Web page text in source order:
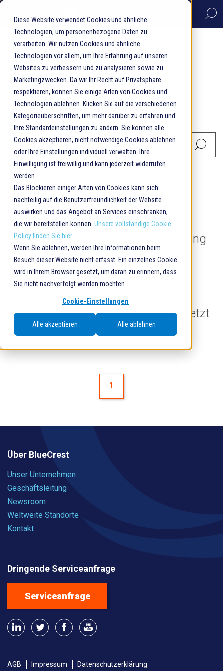
Diese Website verwendet Cookies und ähnliche
Technologien, um personenbezogene Daten zu
verarbeiten. Wir nutzen Cookies und ähnliche
Technologien vor allem, um Ihre Erfahrung auf unseren
Websites zu verbessern und zu analysieren sowie zu
Marketingzwecken. Da wir Ihr Recht auf Privatsphäre
respektieren, können Sie einige Arten von Cookies und
Technologien ablehnen. Klicken Sie auf die verschiedenen
Kategorieüberschriften, um mehr darüber zu erfahren und
Ihre Standardeinstellungen zu ändern. Sie können alle
Cookies akzeptieren, nicht notwendige Cookies ablehnen
oder Ihre Einstellungen individuell verwalten. Ihre
Einwilligung ist freiwillig und kann jederzeit widerrufen
werden.
Das Blockieren einiger Arten von Cookies kann sich
nachteilig auf die Benutzerfreundlichkeit der Website
auswirken und das Angebot an Services einschränken,
die wir bereitstellen können. Unsere vollständige Cookie
Policy finden Sie hier.
Wenn Sie ablehnen, werden Ihre Informationen beim
Besuch dieser Website nicht erfasst. Ein einzelnes Cookie
wird in Ihrem Browser gesetzt, um daran zu erinnern, dass
Sie nicht nachverfolgt werden möchten.
Cookie-Einstellungen
Alle akzeptieren Alle ablehnen
Home Unternehmen Newsroom
Newsroom
This is a search field with an auto-
There are no suggestions because the search field
Oktober 8, 2021
FUNKE Post optimiert am Standort
Thüringen die automatische
Briefsortierung zur Effizienzsteigerung
und Kostenreduzierung
dvs – Deutscher Versand Service setzt
bei Umzug auf BlueCrest
1
Über BlueCrest
Unser Unternehmen
Geschäftsleitung
Newsroom
Weltweite Standorte
Kontakt
Dringende Serviceanfrage
Serviceanfrage
AGB Impressum
Datenschutzerklärung